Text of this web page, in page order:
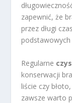
zapewnić, że
przez długi
podstawowych
Regularne
konserwacji
liście czy
zawsze warto